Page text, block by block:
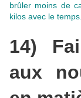
brûler moins de
kilos avec le temps.
14)
aux